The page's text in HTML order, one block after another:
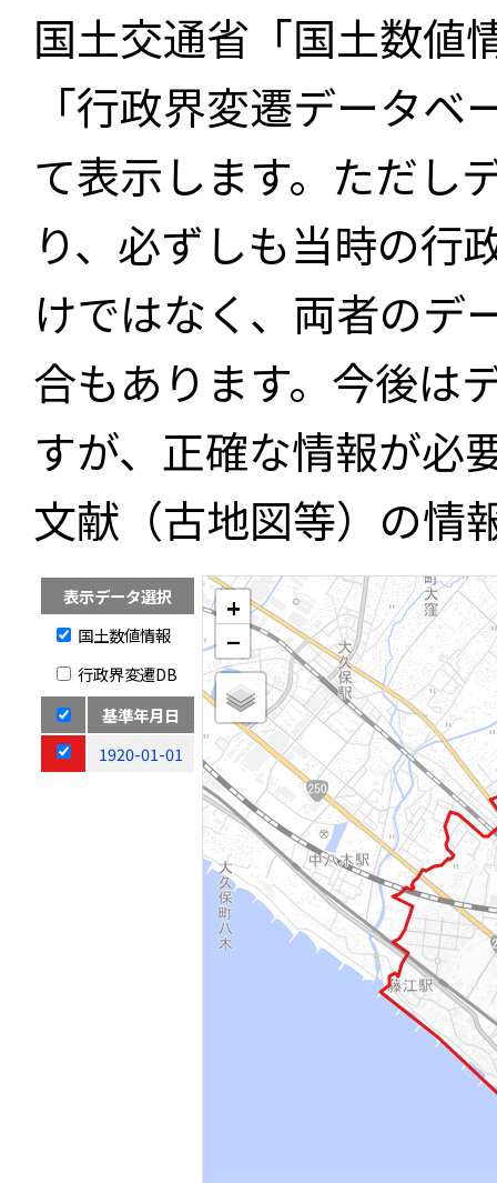
国土交通省「国土数値
「行政界変遷データ
て表示します。ただし
り、必ずしも当時の行
けではなく、両者のデ
合もあります。今後は
すが、正確な情報が必
文献（古地図等）の情
表示データ選択
国土数値情報
行政界変遷DB
基準年月日
1920-01-01
+
−